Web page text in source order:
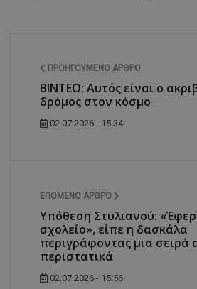
ΠΡΟΗΓΟΎΜΕΝΟ ΆΡΘΡΟ
BINTEO: Αυτός είναι ο
δρόμος στον κόσμo
02.07.2026 - 15:34
ΕΠΌΜΕΝΟ ΆΡΘΡΟ
Υπόθεση Στυλιανού:
σχολείο», είπε η δασκάλα
περιγράφοντας μια σειρά
περιστατικά
02.07.2026 - 15:56